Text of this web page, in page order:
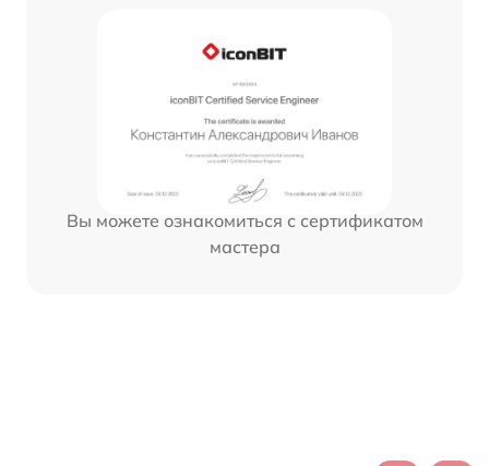
Вы можете ознакомиться с сертификатом
мастера